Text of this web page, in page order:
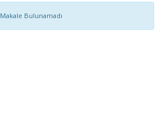
Makale Bulunamadı